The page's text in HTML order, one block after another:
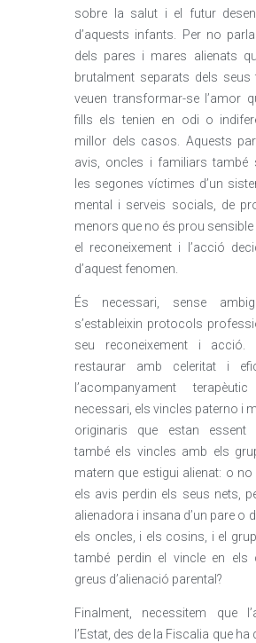
sobre la salut i el futur
d’aquests infants. Per no
dels pares i mares alienats
brutalment separats dels seus
veuen transformar-se l’amor
fills els tenien en odi o
millor dels casos. Aquests
avis, oncles i familiars també
les segones víctimes d’un
mental i serveis socials, de
menors que no és prou sensible
el reconeixement i l’acció
d’aquest fenomen.
És necessari, sense
s’estableixin protocols
seu reconeixement i
restaurar amb celeritat i
l’acompanyament
necessari, els vincles paterno i
originaris que estan essent
també els vincles amb els
matern que estigui alienat: o no
els avis perdin els seus nets,
alienadora i insana d’un pare o
els oncles, i els cosins, i el
també perdin el vincle en els
greus d’alienació parental?
Finalment, necessitem que
l’Estat, des de la Fiscalia que ha